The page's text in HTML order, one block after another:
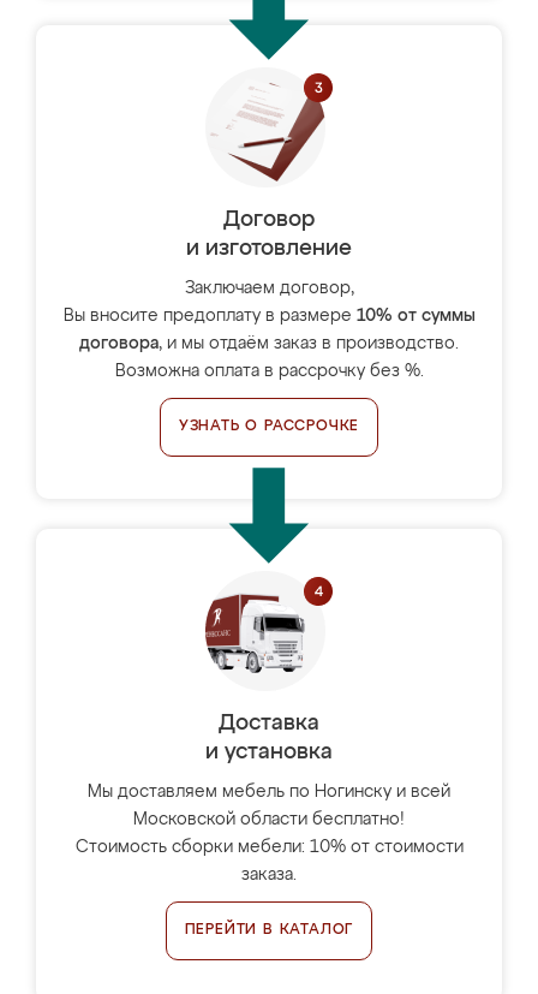
Договор
и изготовление
Заключаем договор,
Вы вносите предоплату в размере 10% от суммы
договора, и мы отдаём заказ в производство.
Возможна оплата в рассрочку без %.
УЗНАТЬ О РАССРОЧКЕ
Доставка
и установка
Мы доставляем мебель по Ногинску и всей
Московской области бесплатно!
Стоимость сборки мебели: 10% от стоимости
заказа.
ПЕРЕЙТИ В КАТАЛОГ